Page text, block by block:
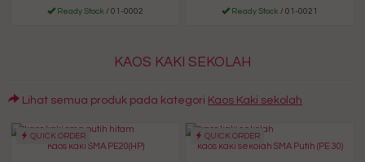
Ready Stock / 01-0002 Ready Stock / 01-0021
KAOS KAKI SEKOLAH
Lihat semua produk pada kategori Kaos Kaki sekolah
QUICK ORDER
Kaos kaki SMA PE20(HP)
QUICK ORDER
kaos kaki sekolah SMA Putih (PE 30)